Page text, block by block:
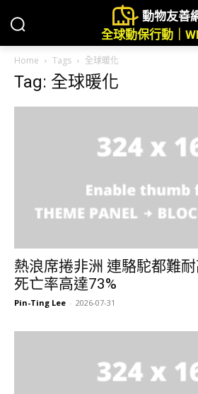
動物友善
全球動保行動｜
Home Tags 全球暖化
Tag: 全球暖化
熱浪席捲非洲 連駱駝都難
死亡率高達73%
Pin-Ting Lee - 2026-07-31